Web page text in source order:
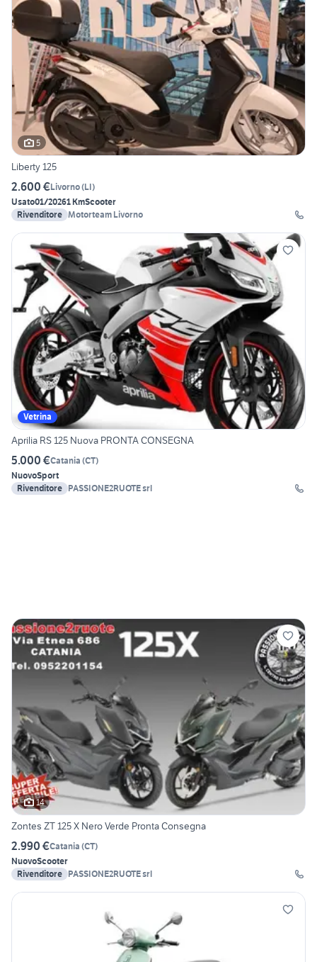
5
Liberty 125
2.600 €Livorno(LI)
Usato01/20261 KmScooter
Rivenditore Motorteam Livorno
Vetrina
Aprilia RS 125 Nuova PRONTA CONSEGNA
5.000 €Catania (CT)
NuovoSport
Rivenditore PASSIONE2RUOTE srl
14
Zontes ZT 125 X Nero Verde Pronta Consegna
2.990 €Catania (CT)
NuovoScooter
Rivenditore PASSIONE2RUOTE srl